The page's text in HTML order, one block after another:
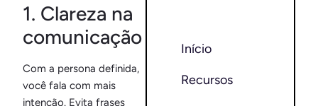
1. Clareza na
comunicação
Com a persona definida,
você fala com mais
intenção. Evita frases
Início
Recursos